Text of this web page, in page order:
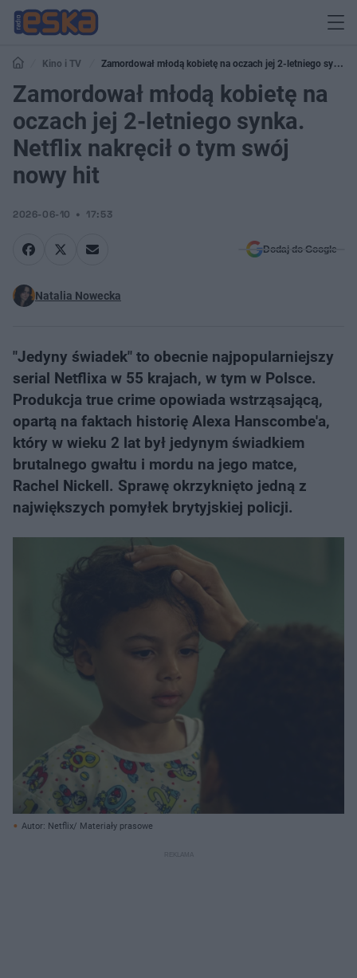
Kino i TV
Zamordował młodą kobietę na oczach jej 2-letniego synka.
Netflix nakręcił o tym swój nowy hit
Zamordował młodą kobietę na
oczach jej 2-letniego synka.
Netflix nakręcił o tym swój
nowy hit
2026-06-10 17:53
Dodaj do Google
Natalia Nowecka
"Jedyny świadek" to obecnie najpopularniejszy
serial Netflixa w 55 krajach, w tym w Polsce.
Produkcja true crime opowiada wstrząsającą,
opartą na faktach historię Alexa Hanscombe'a,
który w wieku 2 lat był jedynym świadkiem
brutalnego gwałtu i mordu na jego matce,
Rachel Nickell. Sprawę okrzyknięto jedną z
największych pomyłek brytyjskiej policji.
Autor: Netflix/ Materiały prasowe